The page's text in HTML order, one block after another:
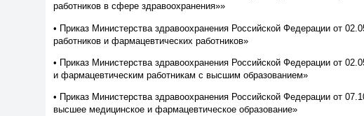
работников в сфере здравоохранения»»
• Приказ Министерства здравоохранения Российской Федерации от
работников и фармацевтических работников»
• Приказ Министерства здравоохранения Российской Федерации от
и фармацевтическим работникам с высшим образованием»
• Приказ Министерства здравоохранения Российской Федерации от
высшее медицинское и фармацевтическое образование»